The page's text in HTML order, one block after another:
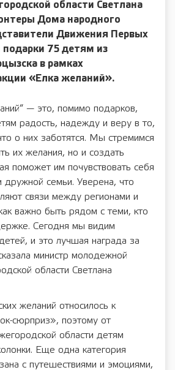
области Светлана
Дома народного
Движения Первых
подарки 75 детям из
в рамках
«Елка желаний».
— это, помимо подарков,
радость, надежду и веру в то,
о них заботятся. Мы стремимся
их желания, но и создать
поможет им почувствовать себя
семьи. Уверена, что
связи между регионами и
важно быть рядом с теми, кто
Сегодня мы видим
и это лучшая награда за
министр молодежной
области Светлана
желаний относилось к
сюрприз», поэтому от
области детям
Еще одна категория
с путешествиями и эмоциями,